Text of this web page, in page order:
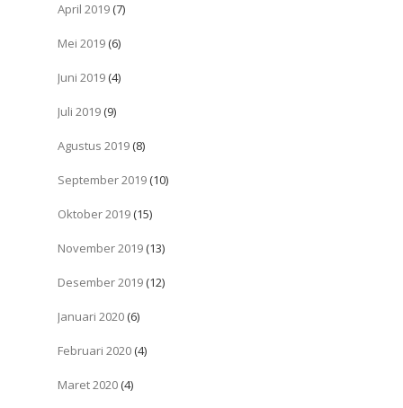
April 2019 (7)
Mei 2019 (6)
Juni 2019 (4)
Juli 2019 (9)
Agustus 2019 (8)
September 2019 (10)
Oktober 2019 (15)
November 2019 (13)
Desember 2019 (12)
Januari 2020 (6)
Februari 2020 (4)
Maret 2020 (4)